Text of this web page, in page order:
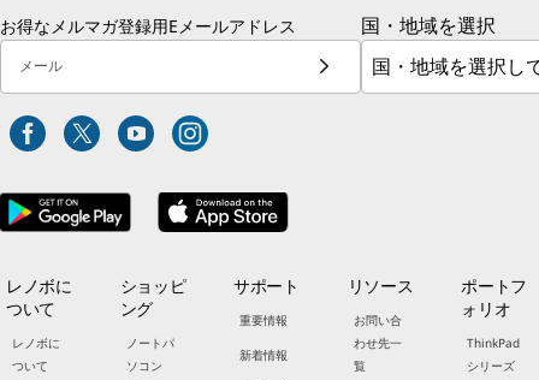
お得なメルマガ登録用Eメールアドレス
メール
国・地域を選択
レノボに
ついて
レノボに
ついて
ショッピ
ング
ノートパ
ソコン
サポート
重要情報
新着情報
リソース
お問い合
わせ先一
覧
ポートフ
ォリオ
ThinkPad
シリーズ